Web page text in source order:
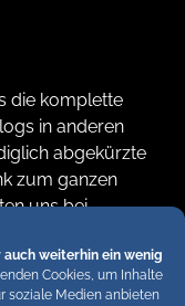
weiterhin ein wenig
Cookies, um Inhalte
soziale Medien anbieten
die komplette
in anderen
abgekürzte
zum ganzen
uns bei